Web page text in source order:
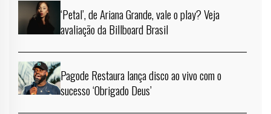
‘Petal’, de Ariana Grande, vale o play? Veja
avaliação da Billboard Brasil
Pagode Restaura lança disco ao vivo com o
sucesso ‘Obrigado Deus’